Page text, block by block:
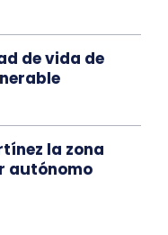
de vida de
la zona
autónomo